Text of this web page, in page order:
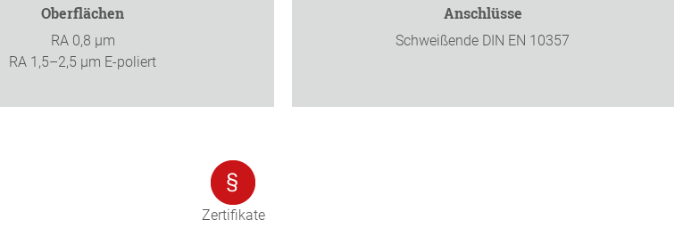
Oberflächen
RA 0,8 µm
RA 1,5–2,5 µm E-poliert
Anschlüsse
Schweißende DIN EN 10357
Zertifikate